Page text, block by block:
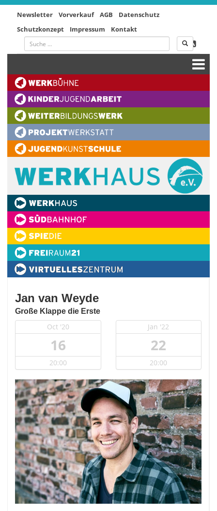
Newsletter Vorverkauf AGB
Datenschutz
Schutzkonzept
Impressum Kontakt
Jan van Weyde
Große Klappe die Erste
Oct '20
16
20:00
Jan '22
22
20:00